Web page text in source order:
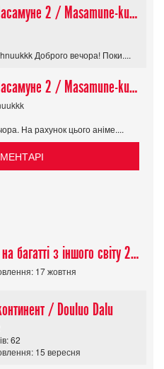
Помста Масамуне 2 / Masamune-kun no Revenge R
Доброго вечора! Поки....
Помста Масамуне 2 / Masamune-kun no Revenge R
На рахунок цього аніме....
Кулінарія на багатті з іншого світу 2 сезон/ Tondemo Skill de Isekai Hourou
17 жовтня
/ Douluo Dalu
62
15 вересня